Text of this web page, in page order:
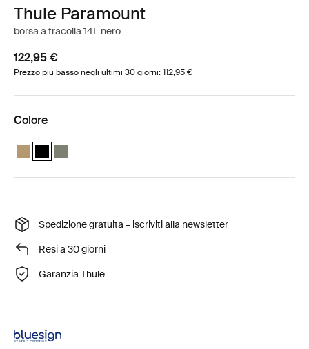
Thule Paramount
borsa a tracolla 14L nero
122,95 €
Prezzo più basso negli ultimi 30 giorni: 112,95 €
Colore
Thule Paramount messenger 14L Beige delicato
Thule Paramount messenger 14L Nero (selected)
Thule Paramount messenger 14L Verde chiaro
Spedizione gratuita – iscriviti alla newsletter
Resi a 30 giorni
Garanzia Thule